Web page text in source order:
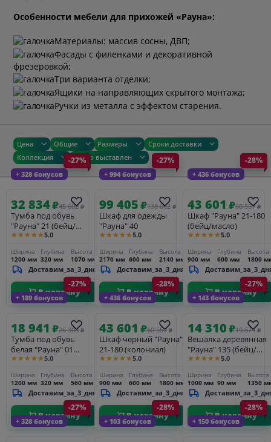
Особенности мебели для прихожей «Рауна»:
Материалы: массив сосны, ДВП;
Фасады с филенками и декоративной
фрезеровкой;
Три варианта отделки;
Ящики на направляющих скрытого монтажа;
Ручки из металла с эффектом старения.
Цена Общие Размеры
Сроки доставки
Коллекция
Товар выставлен
+ 328 бонусов
-27%
32 834₽45 602 ₽
Тумба под обувь
"Рауна" 21 (бейц/
масло)
★★★★★5.0
Ширина
1200 мм
Глубина
320 мм
Высота
1070 мм
Доставим_за_3_дня
В корзину
+ 994 бонусов
-27%
99 405₽138 062 ₽
Шкаф для одежды
"Рауна" 40
★★★★★5.0
Ширина
2170 мм
Глубина
600 мм
Высота
2140 мм
Доставим_за_3_дня
В корзину
+ 436 бонусов
-28%
43 601 ₽60 557 ₽
Шкаф "Рауна" 21-180
(бейц/масло)
★★★★★5.0
Ширина
900 мм
Глубина
600 мм
Высота
1800
В корзину
+ 189 бонусов
-27%
18 941 ₽26 306 ₽
Тумба под обувь
белая "Рауна" 01
(белый воск УКВ)
★★★★★5.0
Ширина
1200 мм
Глубина
320 мм
Высота
560 мм
Доставим_за_3_дня
В корзину
+ 436 бонусов
-28%
43 601 ₽60 557 ₽
Шкаф черный "Рауна"
21-180 (колониал)
★★★★★5.0
Ширина
900 мм
Глубина
600 мм
Высота
1800 мм
Доставим_за_3_дня
В корзину
+ 143 бонусов
-27%
14 310₽19 874 ₽
Вешалка деревянная
"Рауна" 135 (бейц/
масло)
★★★★★5.0
Ширина
1000 мм
Глубина
90 мм
Высота
1350
В корзину
+ 328 бонусов
-27%
+ 103 бонусов
-28%
+ 150 бонусов
-28%